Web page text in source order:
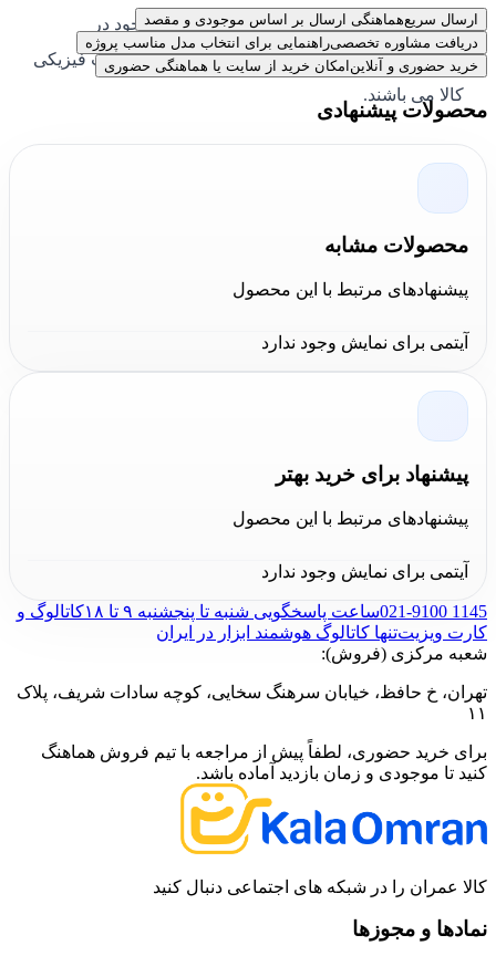
تهران و شهرستان است. تمامی محصولات موجود در
فروشگاه کالا عمراندارای گارانتی اصالت و سلامت فیزیکی
کالا می باشند.
ارسال سریعهماهنگی ارسال بر اساس موجودی و مقصد
دریافت مشاوره تخصصیراهنمایی برای انتخاب مدل مناسب پروژه
خرید حضوری و آنلاین امکان خرید از سایت یا هماهنگی حضوری
محصولات پیشنهادی
محصولات مشابه
پیشنهادهای مرتبط با این محصول
آیتمی برای نمایش وجود ندارد
پیشنهاد برای خرید بهتر
پیشنهادهای مرتبط با این محصول
آیتمی برای نمایش وجود ندارد
021-9100 1145ساعت پاسخگویی شنبه تا پنجشنبه ۹ تا ۱۸
کاتالوگ و
کارت ویزیتتنها کاتالوگ هوشمند ابزار در ایران
شعبه مرکزی (فروش):
تهران، خ حافظ، خیابان سرهنگ سخایی، کوچه سادات شریف، پلاک
۱۱
برای خرید حضوری، لطفاً پیش از مراجعه با تیم فروش هماهنگ
کنید تا موجودی و زمان بازدید آماده باشد.
کالا عمران را در شبکه های اجتماعی دنبال کنید
نمادها و مجوزها